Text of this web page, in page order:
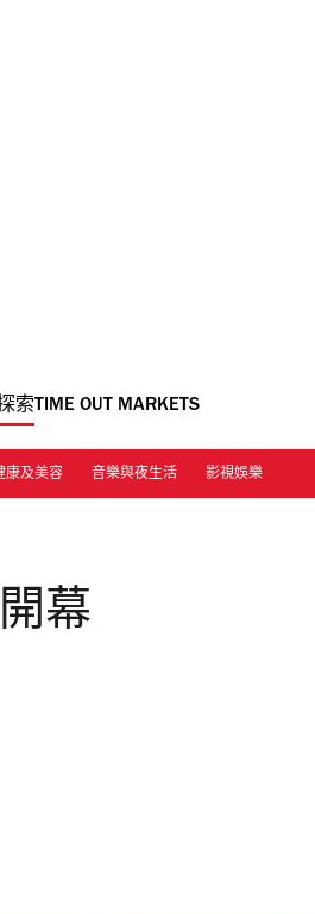
索TIME OUT MARKETS
康及美容 音樂與夜生活 影視娛樂
幕